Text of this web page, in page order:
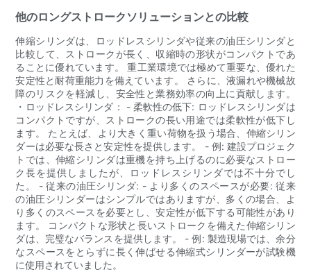
他のロングストロークソリューションとの比較
伸縮シリンダは、ロッドレスシリンダや従来の油圧シリンダと
比較して、ストロークが長く、収縮時の形状がコンパクトであ
ることに優れています。 重工業環境では極めて重要な、優れた
安定性と耐荷重能力を備えています。 さらに、液漏れや機械故
障のリスクを軽減し、安全性と業務効率の向上に貢献します。
・ロッドレスシリンダ： - 柔軟性の低下: ロッドレスシリンダは
コンパクトですが、ストロークの長い用途では柔軟性が低下し
ます。 たとえば、より大きく重い荷物を扱う場合、伸縮シリン
ダーは必要な長さと安定性を提供します。 - 例: 建設プロジェク
トでは、伸縮シリンダは重機を持ち上げるのに必要なストロー
ク長を提供しましたが、ロッドレスシリンダでは不十分でし
た。 - 従来の油圧シリンダ: - より多くのスペースが必要: 従来
の油圧シリンダーはシンプルではありますが、多くの場合、よ
り多くのスペースを必要とし、安定性が低下する可能性があり
ます。 コンパクトな形状と長いストロークを備えた伸縮シリン
ダは、完璧なバランスを提供します。 - 例: 製造現場では、余分
なスペースをとらずに長く伸ばせる伸縮式シリンダーが試験機
に使用されていました。